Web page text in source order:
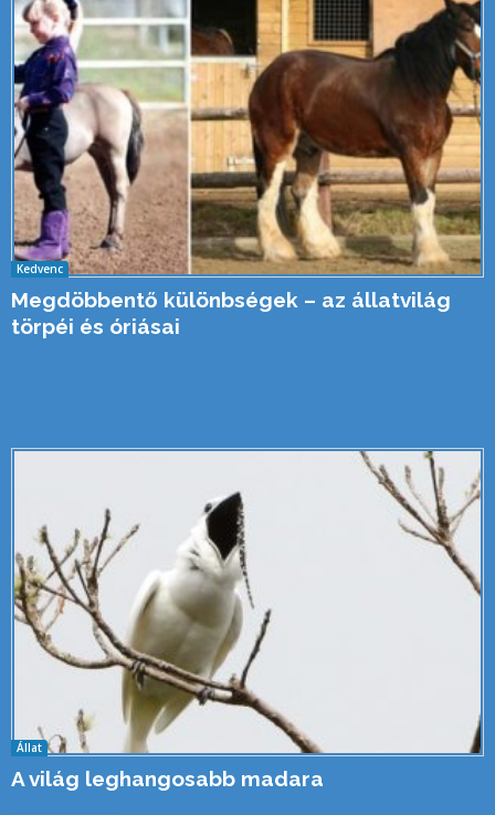
Kedvenc
Megdöbbentő különbségek – az állatvilág
törpéi és óriásai
Állat
A világ leghangosabb madara